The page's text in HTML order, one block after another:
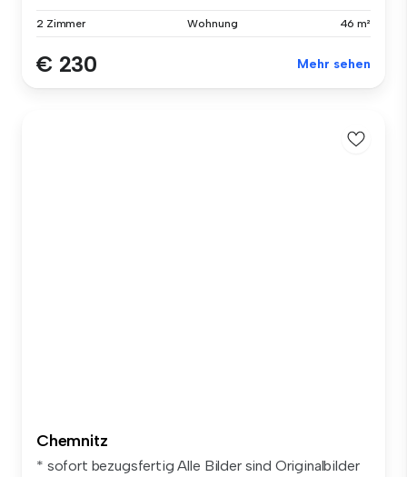
2 Zimmer Wohnung 46 m²
€ 230 Mehr sehen
Chemnitz
* sofort bezugsfertig Alle Bilder sind Originalbilder